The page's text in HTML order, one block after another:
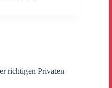
richtigen Privaten